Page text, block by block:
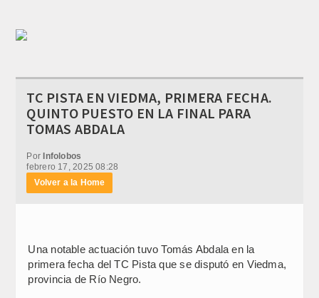
TC PISTA EN VIEDMA, PRIMERA FECHA.
QUINTO PUESTO EN LA FINAL PARA
TOMAS ABDALA
Por Infolobos
febrero 17, 2025 08:28
Volver a la Home
Una notable actuación tuvo Tomás Abdala en la
primera fecha del TC Pista que se disputó en Viedma,
provincia de Río Negro.